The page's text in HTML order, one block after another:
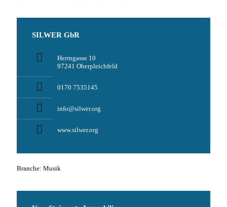
SILWER GbR
Herrngasse 10
97241 Oberpleichfeld
0170 7535145
info@silwer.org
www.silwer.org
Branche: Musik